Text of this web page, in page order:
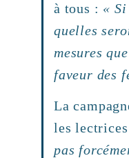
à tous : «
quelles
mesures
faveur des
La
les
pas